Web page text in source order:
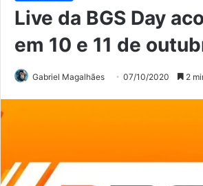
Live da BGS Day
em 10 e 11 de
Gabriel Magalhães 07/10/2020 2